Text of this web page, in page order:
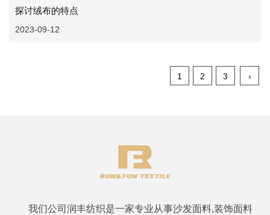
探讨绒布的特点
2023-09-12
1 2 3 ›
我们公司润丰纺织是一家专业从事沙发面料,装饰面料